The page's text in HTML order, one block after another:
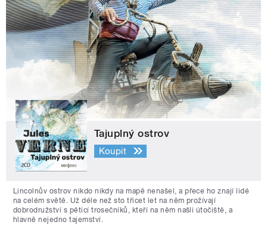
Tajuplný ostrov
Koupit
Lincolnův ostrov nikdo nikdy na mapě nenašel, a přece ho znají lidé
na celém světě. Už déle než sto třicet let na něm prožívají
dobrodružství s pěticí trosečníků, kteří na něm našli útočiště, a
hlavně nejedno tajemství.